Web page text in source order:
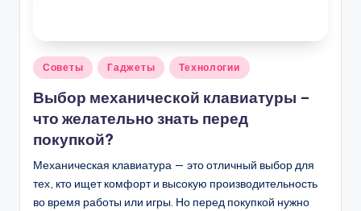
Опубликовано
Советы Гаджеты Технологии
Выбор механической клавиатуры –
что желательно знать перед
покупкой?
Механическая клавиатура — это отличный выбор для
тех, кто ищет комфорт и высокую производительность
во время работы или игры. Но перед покупкой нужно